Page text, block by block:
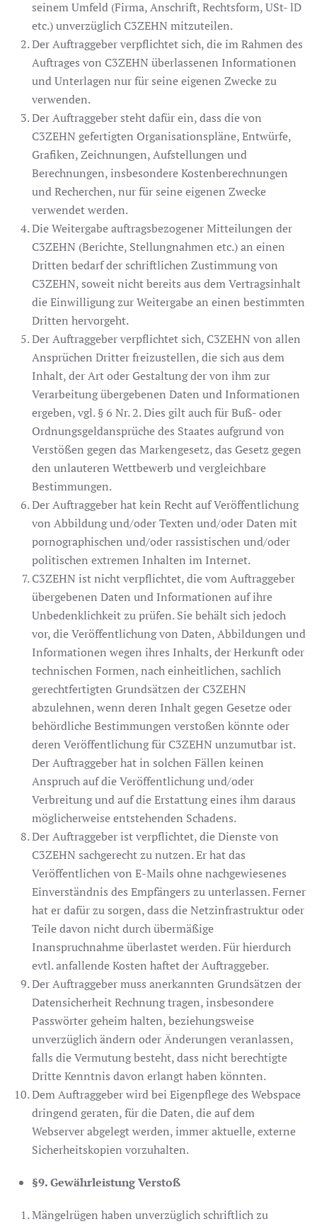
seinem Umfeld (Firma, Anschrift, Rechtsform, USt- lD
etc.) unverzüglich C3ZEHN mitzuteilen.
Der Auftraggeber verpflichtet sich, die im Rahmen des
Auftrages von C3ZEHN überlassenen Informationen
und Unterlagen nur für seine eigenen Zwecke zu
verwenden.
Der Auftraggeber steht dafür ein, dass die von
C3ZEHN gefertigten Organisationspläne, Entwürfe,
Grafiken, Zeichnungen, Aufstellungen und
Berechnungen, insbesondere Kostenberechnungen
und Recherchen, nur für seine eigenen Zwecke
verwendet werden.
Die Weitergabe auftragsbezogener Mitteilungen der
C3ZEHN (Berichte, Stellungnahmen etc.) an einen
Dritten bedarf der schriftlichen Zustimmung von
C3ZEHN, soweit nicht bereits aus dem Vertragsinhalt
die Einwilligung zur Weitergabe an einen bestimmten
Dritten hervorgeht.
Der Auftraggeber verpflichtet sich, C3ZEHN von allen
Ansprüchen Dritter freizustellen, die sich aus dem
Inhalt, der Art oder Gestaltung der von ihm zur
Verarbeitung übergebenen Daten und Informationen
ergeben, vgl. § 6 Nr. 2. Dies gilt auch für Buß- oder
Ordnungsgeldansprüche des Staates aufgrund von
Verstößen gegen das Markengesetz, das Gesetz gegen
den unlauteren Wettbewerb und vergleichbare
Bestimmungen.
Der Auftraggeber hat kein Recht auf Veröffentlichung
von Abbildung und/oder Texten und/oder Daten mit
pornographischen und/oder rassistischen und/oder
politischen extremen Inhalten im Internet.
C3ZEHN ist nicht verpflichtet, die vom Auftraggeber
übergebenen Daten und Informationen auf ihre
Unbedenklichkeit zu prüfen. Sie behält sich jedoch
vor, die Veröffentlichung von Daten, Abbildungen und
Informationen wegen ihres Inhalts, der Herkunft oder
technischen Formen, nach einheitlichen, sachlich
gerechtfertigten Grundsätzen der C3ZEHN
abzulehnen, wenn deren Inhalt gegen Gesetze oder
behördliche Bestimmungen verstoßen könnte oder
deren Veröffentlichung für C3ZEHN unzumutbar ist.
Der Auftraggeber hat in solchen Fällen keinen
Anspruch auf die Veröffentlichung und/oder
Verbreitung und auf die Erstattung eines ihm daraus
möglicherweise entstehenden Schadens.
Der Auftraggeber ist verpflichtet, die Dienste von
C3ZEHN sachgerecht zu nutzen. Er hat das
Veröffentlichen von E-Mails ohne nachgewiesenes
Einverständnis des Empfängers zu unterlassen. Ferner
hat er dafür zu sorgen, dass die Netzinfrastruktur oder
Teile davon nicht durch übermäßige
Inanspruchnahme überlastet werden. Für hierdurch
evtl. anfallende Kosten haftet der Auftraggeber.
Der Auftraggeber muss anerkannten Grundsätzen der
Datensicherheit Rechnung tragen, insbesondere
Passwörter geheim halten, beziehungsweise
unverzüglich ändern oder Änderungen veranlassen,
falls die Vermutung besteht, dass nicht berechtigte
Dritte Kenntnis davon erlangt haben könnten.
Dem Auftraggeber wird bei Eigenpflege des Webspace
dringend geraten, für die Daten, die auf dem
Webserver abgelegt werden, immer aktuelle, externe
Sicherheitskopien vorzuhalten.
§9. Gewährleistung Verstoß
Mängelrügen haben unverzüglich schriftlich zu